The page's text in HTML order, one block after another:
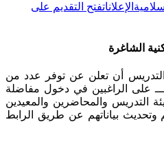
الإعلاناتفتح التقديم على
الشاغرة
أن تعلن عن توفر عدد من
على الراغبين في دخول مفاضلة
التدريس والمحاضرين والمعيدين
وتحديث بياناتهم عن طريق الرابط